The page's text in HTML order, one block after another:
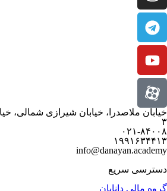
خیابان ملاصدرا، خیابان شیرازی شمالی،
۳
۰۲۱-۸۴۰۰۸
۱۹۹۱۶۳۴۴۱۳
info@danayan.academy
دسترسی سریع
گروه مالی دانایان